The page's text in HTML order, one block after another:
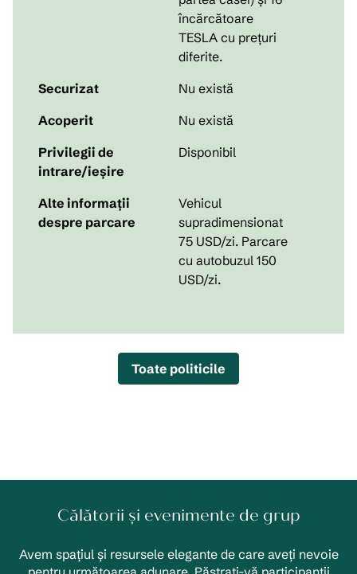
încărcătoare
TESLA cu prețuri
diferite.
Securizat
Nu există
Acoperit
Nu există
Privilegii de
intrare/ieșire
Disponibil
Alte informații
despre parcare
Vehicul
supradimensionat
75 USD/zi. Parcare
cu autobuzul 150
USD/zi.
Toate politicile
Călătorii și evenimente de grup
Avem spațiul și resursele elegante de care aveți nevoie